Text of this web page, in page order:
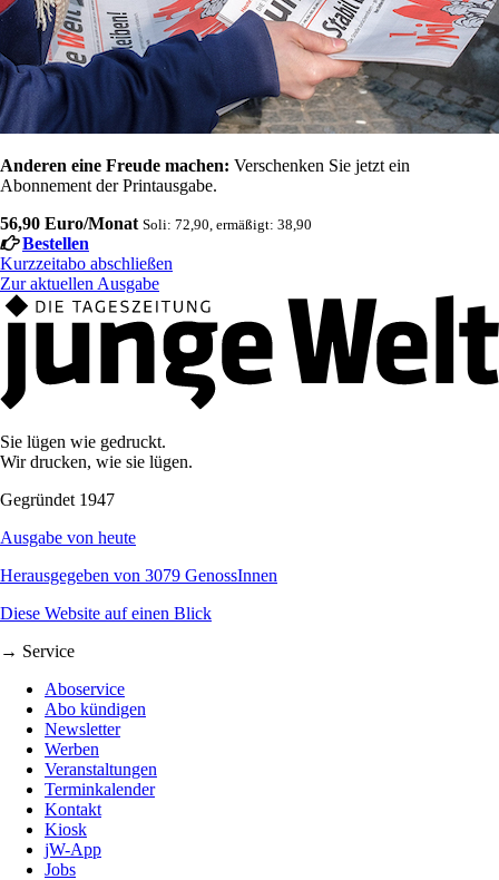
Anderen eine Freude machen: Verschenken Sie jetzt ein
Abonnement der Printausgabe.
56,90 Euro/Monat Soli: 72,90, ermäßigt: 38,90
Bestellen
Kurzzeitabo abschließen
Zur aktuellen Ausgabe
Sie lügen wie gedruckt.
Wir drucken, wie sie lügen.
Gegründet 1947
Ausgabe von heute
Herausgegeben von 3079 GenossInnen
Diese Website auf einen Blick
→ Service
Aboservice
Abo kündigen
Newsletter
Werben
Veranstaltungen
Terminkalender
Kontakt
Kiosk
jW-App
Jobs